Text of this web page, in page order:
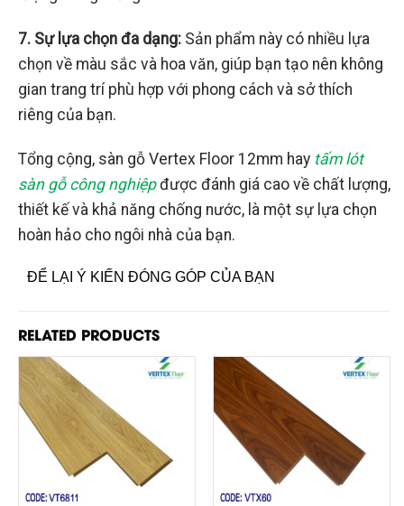
7. Sự lựa chọn đa dạng: Sản phẩm này có nhiều lựa
chọn về màu sắc và hoa văn, giúp bạn tạo nên không
gian trang trí phù hợp với phong cách và sở thích
riêng của bạn.
Tổng cộng, sàn gỗ Vertex Floor 12mm hay tấm lót
sàn gỗ công nghiệpđược đánh giá cao về chất lượng,
thiết kế và khả năng chống nước, là một sự lựa chọn
hoàn hảo cho ngôi nhà của bạn.
ĐỂ LẠI Ý KIẾN ĐÓNG GÓP CỦA BẠN
RELATED PRODUCTS